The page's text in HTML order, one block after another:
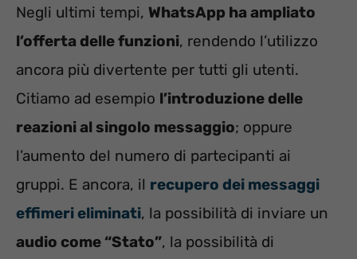
Negli ultimi tempi, WhatsApp ha ampliato
l’offerta delle funzioni, rendendo l’utilizzo
ancora più divertente per tutti gli utenti.
Citiamo ad esempio l’introduzione delle
reazioni al singolo messaggio; oppure
l’aumento del numero di partecipanti ai
gruppi. E ancora, il recupero dei messaggi
effimeri eliminati, la possibilità di inviare un
audio come “Stato”, la possibilità di